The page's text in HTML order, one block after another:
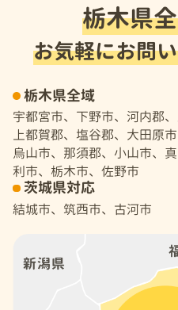
栃木県
お気軽にお問
栃木県全域
宇都宮市、下野市、河内郡
上都賀郡、塩谷郡、大田原
烏山市、那須郡、小山市、
利市、栃木市、佐野市
茨城県対応
結城市、筑西市、古河市